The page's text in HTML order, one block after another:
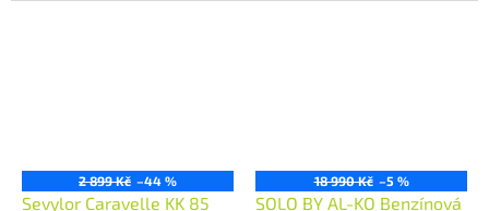
2 899 Kč –44 %
Sevylor Caravelle KK 85
18 990 Kč –5 %
SOLO BY AL-KO Benzínová